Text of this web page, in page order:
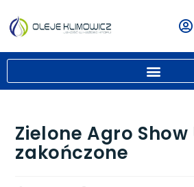
Zielone Agro Show
zakończone